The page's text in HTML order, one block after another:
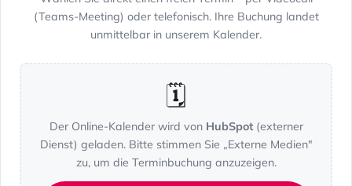
(Teams-Meeting) oder telefonisch. Ihre Buchung landet
unmittelbar in unserem Kalender.
🗓️
Der Online-Kalender wird von HubSpot(externer
Dienst) geladen. Bitte stimmen Sie „Externe Medien"
zu, um die Terminbuchung anzuzeigen.